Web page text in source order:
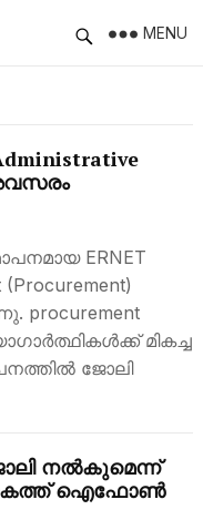
MENU
ERNET
(Procurement)
procurement
മികച്ച
ജോലി
നൽകുമെന്ന്
ഐഫോൺ